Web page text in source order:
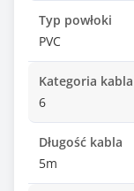
Typ powłoki
PVC
Kategoria kabla
6
Długość kabla
5m